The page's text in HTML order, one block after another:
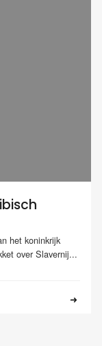
het koninkrijk
over Slavernij...